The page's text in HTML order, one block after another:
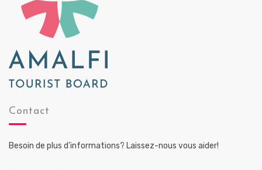
Contact
Besoin de plus d’informations? Laissez-nous vous aider!